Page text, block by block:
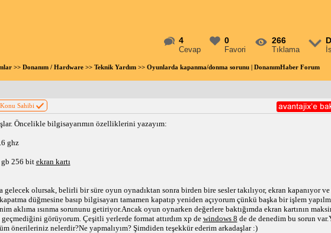
4
Cevap
0
Favori
266
Tıklama
>> Donanım / Hardware>> Teknik Yardım>> Oyunlarda kapanma/donma sorunu | DonanımHaber Forum
Konu Sahibi
Öncelikle bilgisayarımın özelliklerini yazayım:
ghz
256 bit ekran kartı
gelecek olursak, belirli bir süre oyun oynadıktan sonra birden bire sesler takılıyor, ekran kapanıyor ve
düğmesine basıp bilgisayarı tamamen kapatıp yeniden açıyorum çünkü başka bir işlem
aklıma ısınma sorununu getiriyor.Ancak oyun oynarken değerlere baktığımda ekran kartının
görüyorum. Çeşitli yerlerde format attırdım xp de windows 8 de de denedim bu sorun
önerileriniz nelerdir?Ne yapmalıyım? Şimdiden teşekkür ederim arkadaşlar :)